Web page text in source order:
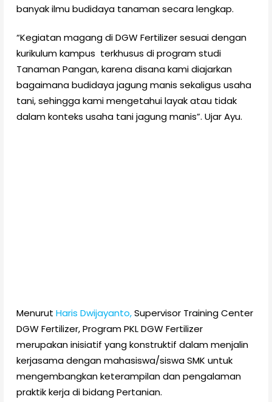
banyak ilmu budidaya tanaman secara lengkap.
“Kegiatan magang di DGW Fertilizer sesuai dengan
kurikulum kampus terkhusus di program studi
Tanaman Pangan, karena disana kami diajarkan
bagaimana budidaya jagung manis sekaligus usaha
tani, sehingga kami mengetahui layak atau tidak
dalam konteks usaha tani jagung manis”. Ujar Ayu.
Menurut Haris Dwijayanto,Supervisor Training Center
DGW Fertilizer, Program PKL DGW Fertilizer
merupakan inisiatif yang konstruktif dalam menjalin
kerjasama dengan mahasiswa/siswa SMK untuk
mengembangkan keterampilan dan pengalaman
praktik kerja di bidang Pertanian.